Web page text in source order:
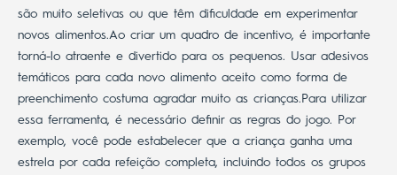
são muito seletivas ou que têm dificuldade em experimentar
novos alimentos.Ao criar um quadro de incentivo, é importante
torná-lo atraente e divertido para os pequenos. Usar adesivos
temáticos para cada novo alimento aceito como forma de
preenchimento costuma agradar muito as crianças. Para utilizar
essa ferramenta, é necessário definir as regras do jogo. Por
exemplo, você pode estabelecer que a criança ganha uma
estrela por cada refeição completa, incluindo todos os grupos